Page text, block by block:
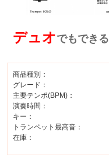
デュオでもできる
商品種別：
グレード：
主要テンポ(BPM)：
演奏時間：
キー：
トランペット最高音：
在庫：